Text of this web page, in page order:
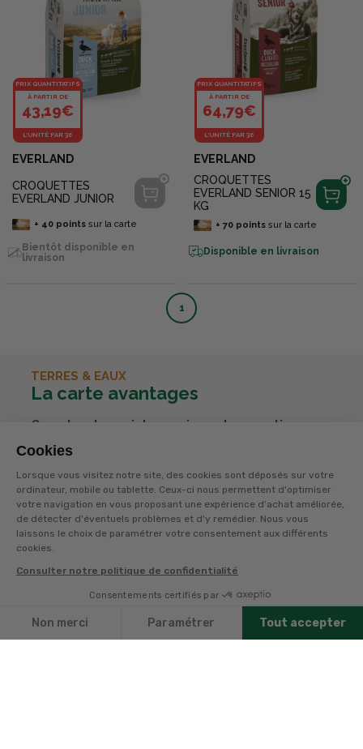
Cookies
Lorsque vous visitez notre site, des cookies sont déposés sur votre
ordinateur, mobile ou tablette. Ceux-ci nous permettent d'optimiser
votre navigation en vous proposant une expérience d'achat améliorée,
de détecter d'éventuels problèmes et d'y remédier. Nous vous
laissons le choix de paramétrer votre consentement aux différents
cookies.
Consulter notre politique de confidentialité
Consentements certifiés par
Non merci Paramétrer Tout accepter
PRIX QUANTITATIFS
À PARTIR DE
43,19€
L'UNITÉ PAR 36
EVERLAND
CROQUETTES
EVERLAND JUNIOR
+ 40pointssur la carte
Bientôt disponible en
livraison
PRIX QUANTITATIFS
À PARTIR DE
64,79€
L'UNITÉ PAR 36
EVERLAND
CROQUETTES
EVERLAND SENIOR 15
KG
+ 70pointssur la carte
Disponible en livraison
1
TERRES & EAUX
La carte avantages
Cumulez des points passions et convertissez-
les en bons cadeaux. Bénéficiez également de
Découvrez tous ses avantages